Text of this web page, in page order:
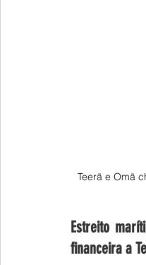
Teerã e Omã
Estreito
financeira a